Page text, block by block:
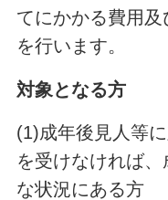
てにかかる費用
を行います。
対象となる方
(1)成年後見人等
を受けなければ、
な状況にある方